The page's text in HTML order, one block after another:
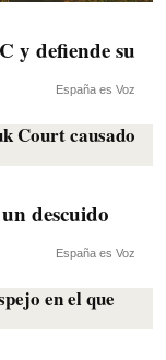
y defiende su
España es Voz
descuido
España es Voz